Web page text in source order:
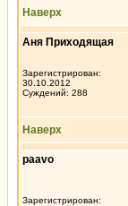
Наверх
Аня Приходящая
Зарегистрирован:
30.10.2012
Суждений: 288
Наверх
paavo
Зарегистрирован: